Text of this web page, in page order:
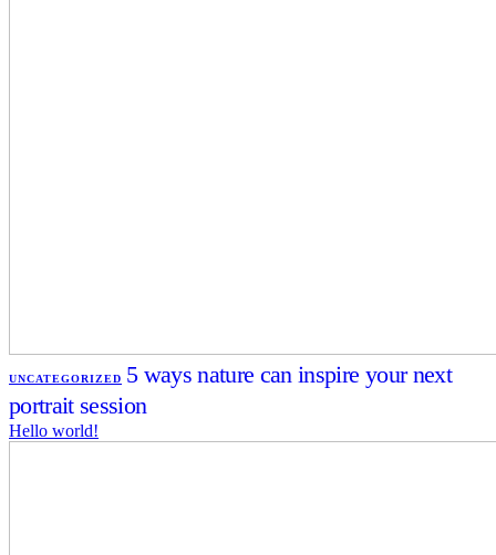
UNCATEGORIZED 5 ways nature can inspire your next
portrait session
Hello world!